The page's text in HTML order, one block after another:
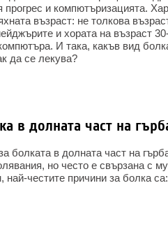
прогрес и компютъризацията.
възраст: не толкова
и хората на възраст
И така, какъв вид
да се лекува?
в долната част на
болката в долната част на
но често е свързана с
най-честите причини за болка са: